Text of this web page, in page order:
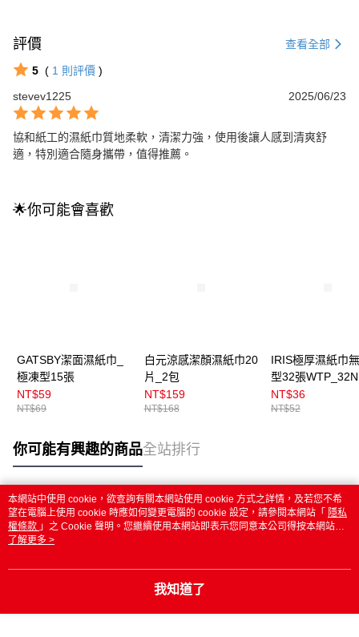
評價 查看全部
5 ( 1 則評價 )
stevev1225
2025/06/23
協和紙工的濕紙巾質地柔軟，清潔力強，使用後讓人感到清爽舒
適，特別適合隨身攜帶，值得推薦。
🌟你可能會喜歡
GATSBY潔面濕紙巾_
極凍型15張
NT$59
NT$69
白元涼感潔顏濕紙巾20
片_2包
NT$159
NT$168
IRIS極厚濕紙巾
型32張
NT$36
NT$52
你可能有興趣的商品全站排行
熱門標籤
本網站中使用 cookie，欲查詢有關本網站使用 cookie 方式之詳情，及若您不希
望在電腦上使用 cookie 時應如何變更電腦的 cookie 設定，請參閱本網站「 隱私
權條款 」之 Cookie 聲明。您繼續使用本網站即表示您同意本公司得按本網站使
用條款之 Cookie 聲明使用 cookie。
了解更多 >
我知道了